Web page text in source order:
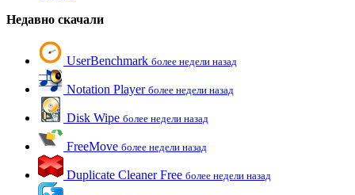
Недавно скачали
UserBenchmark более недели назад
Notation Player более недели назад
Disk Wipe более недели назад
FreeMove более недели назад
Duplicate Cleaner Free более недели назад